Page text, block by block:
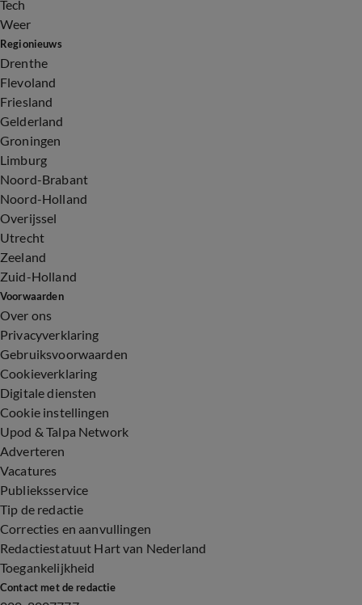
Tech
Weer
Regionieuws
Drenthe
Flevoland
Friesland
Gelderland
Groningen
Limburg
Noord-Brabant
Noord-Holland
Overijssel
Utrecht
Zeeland
Zuid-Holland
Voorwaarden
Over ons
Privacyverklaring
Gebruiksvoorwaarden
Cookieverklaring
Digitale diensten
Cookie instellingen
Upod & Talpa Network
Adverteren
Vacatures
Publieksservice
Tip de redactie
Correcties en aanvullingen
Redactiestatuut Hart van Nederland
Toegankelijkheid
Contact met de redactie